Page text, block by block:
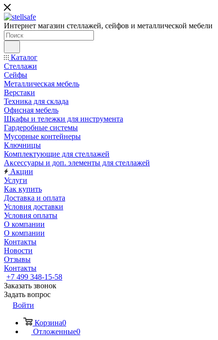
Интернет магазин стеллажей, сейфов и металлической мебели
Каталог
Стеллажи
Сейфы
Металлическая мебель
Верстаки
Техника для склада
Офисная мебель
Шкафы и тележки для инструмента
Гардеробные системы
Мусорные контейнеры
Ключницы
Комплектующие для стеллажей
Аксессуары и доп. элементы для стеллажей
Акции
Услуги
Как купить
Доставка и оплата
Условия доставки
Условия оплаты
О компании
О компании
Контакты
Новости
Отзывы
Контакты
+7 499 348-15-58
Заказать звонок
Задать вопрос
Войти
Корзина0
Отложенные0